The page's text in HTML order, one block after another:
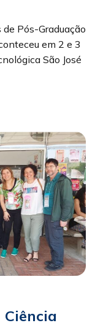
Pós-Graduação
em 2 e 3
São José